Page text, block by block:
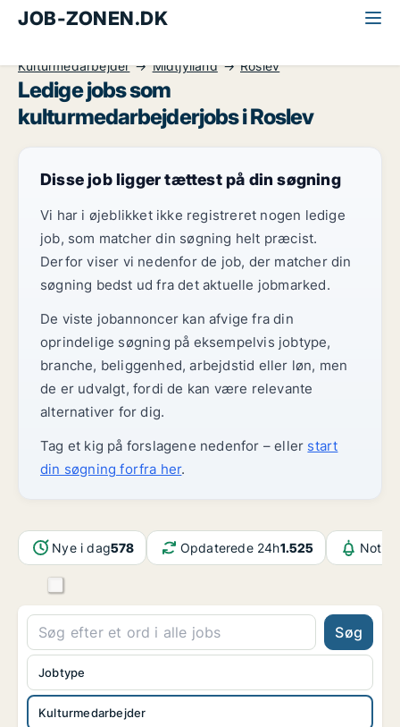
JOB-ZONEN.DK
Kulturmedarbejder
Midtjylland Roslev
Ledige jobs som
kulturmedarbejderjobs i Roslev
Disse job ligger tættest på din søgning
Vi har i øjeblikket ikke registreret nogen ledige
job, som matcher din søgning helt præcist.
Derfor viser vi nedenfor de job, der matcher din
søgning bedst ud fra det aktuelle jobmarked.
De viste jobannoncer kan afvige fra din
oprindelige søgning på eksempelvis jobtype,
branche, beliggenhed, arbejdstid eller løn, men
de er udvalgt, fordi de kan være relevante
alternativer for dig.
Tag et kig på forslagene nedenfor – eller start
din søgning forfra her.
Nye i dag578 Opdaterede 24h1.525
Søg
Kulturmedarbejder
Jobtype